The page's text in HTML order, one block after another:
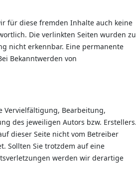
für diese fremden Inhalte auch keine
Die verlinkten Seiten wurden
nicht erkennbar. Eine permanente
Bekanntwerden von
Vervielfältigung, Bearbeitung,
des jeweiligen Autors bzw. Erstellers.
dieser Seite nicht vom Betreiber
Sollten Sie trotzdem auf eine
werden wir derartige